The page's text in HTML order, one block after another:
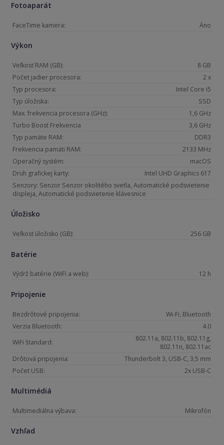
Fotoaparát
FaceTime kamera: Áno
Výkon
Veľkosť RAM (GB):
8 GB
Počet jadier procesora:
2 x
Typ procesora:
Intel Core i5
Typ úložiska:
SSD
Max. frekvencia procesora (GHz):
1,6 GHz
Turbo Boost Frekvencia
3,6 GHz
Typ pamäte RAM:
DDR3
Frekvencia pamäti RAM:
2133 MHz
Operačný systém:
macOS
Druh grafickej karty:
Intel UHD Graphics 617
Senzory: Senzor Senzor okolitého svetla, Automatické podsvietenie
displeja, Automatické podsvietenie klávesnice
Úložisko
Veľkosť úložisko (GB): 256 GB
Batérie
Výdrž batérie (WiFi a web): 12 h
Pripojenie
Bezdrôtové pripojenia:
Wi-Fi, Bluetooth
Verzia Bluetooth:
4.0
WiFi štandard:
802.11a, 802.11b, 802.11g,
802.11n, 802.11ac
Drôtová pripojenia:
Thunderbolt 3, USB-C, 3,5 mm
Počet USB:
2x USB-C
Multimédiá
Multimediálna výbava: Mikrofón
Vzhľad